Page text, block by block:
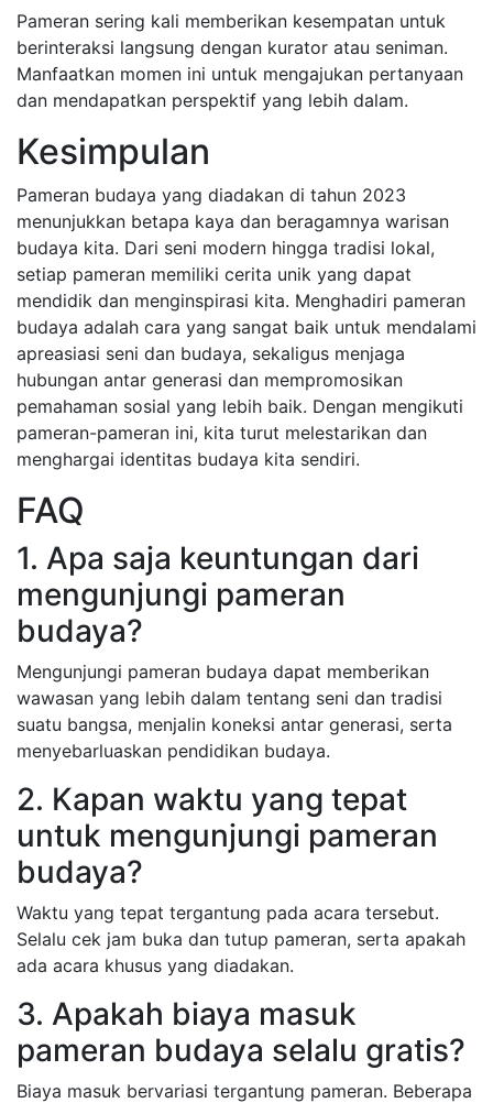
Pameran sering kali memberikan kesempatan untuk
berinteraksi langsung dengan kurator atau seniman.
Manfaatkan momen ini untuk mengajukan pertanyaan
dan mendapatkan perspektif yang lebih dalam.
Kesimpulan
Pameran budaya yang diadakan di tahun 2023
menunjukkan betapa kaya dan beragamnya warisan
budaya kita. Dari seni modern hingga tradisi lokal,
setiap pameran memiliki cerita unik yang dapat
mendidik dan menginspirasi kita. Menghadiri pameran
budaya adalah cara yang sangat baik untuk mendalami
apreasiasi seni dan budaya, sekaligus menjaga
hubungan antar generasi dan mempromosikan
pemahaman sosial yang lebih baik. Dengan mengikuti
pameran-pameran ini, kita turut melestarikan dan
menghargai identitas budaya kita sendiri.
FAQ
1. Apa saja keuntungan dari
mengunjungi pameran
budaya?
Mengunjungi pameran budaya dapat memberikan
wawasan yang lebih dalam tentang seni dan tradisi
suatu bangsa, menjalin koneksi antar generasi, serta
menyebarluaskan pendidikan budaya.
2. Kapan waktu yang tepat
untuk mengunjungi pameran
budaya?
Waktu yang tepat tergantung pada acara tersebut.
Selalu cek jam buka dan tutup pameran, serta apakah
ada acara khusus yang diadakan.
3. Apakah biaya masuk
pameran budaya selalu gratis?
Biaya masuk bervariasi tergantung pameran. Beberapa